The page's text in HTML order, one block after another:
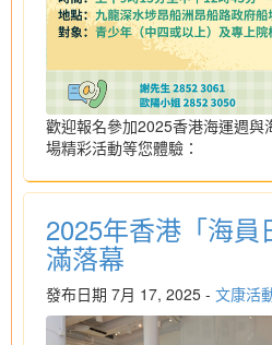
歡迎報名參加2025香港海運週與
場精彩活動等您體驗：
2025年香港「海員
滿落幕
發布日期 7月 17, 2025 - 文康活